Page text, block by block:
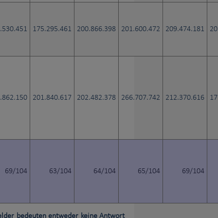
175.295.461 200.866.398 201.600.472 209.474.181
201.840.617 202.482.378 266.707.742 212.370.616
69/104 63/104 64/104 65/104 69/104
bedeuten entweder keine Antwort